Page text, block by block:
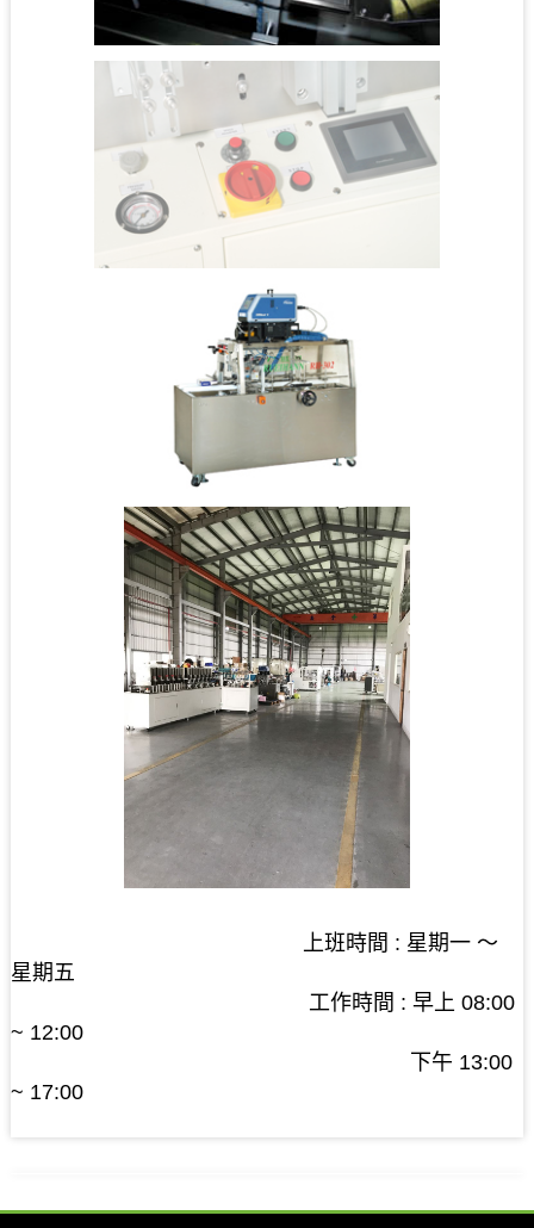
上班時間 : 星期一 ～
星期五
工作時間 : 早上 08:00
~ 12:00
下午 13:00
~ 17:00